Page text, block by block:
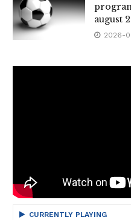
august
2026-
CURRENTLY PLAYING